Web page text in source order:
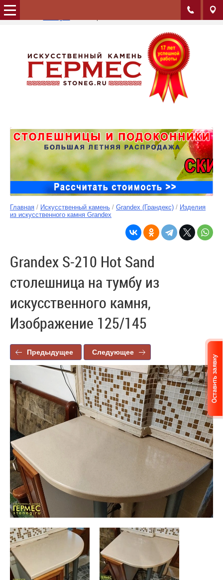
Главная / Искусственный камень / Grandex (Грандекс) / Изделия
из искусственного камня Grandex
Grandex S-210 Hot Sand
столешница на тумбу из
искусственного камня,
Изображение 125/145
Предыдущее Следующее